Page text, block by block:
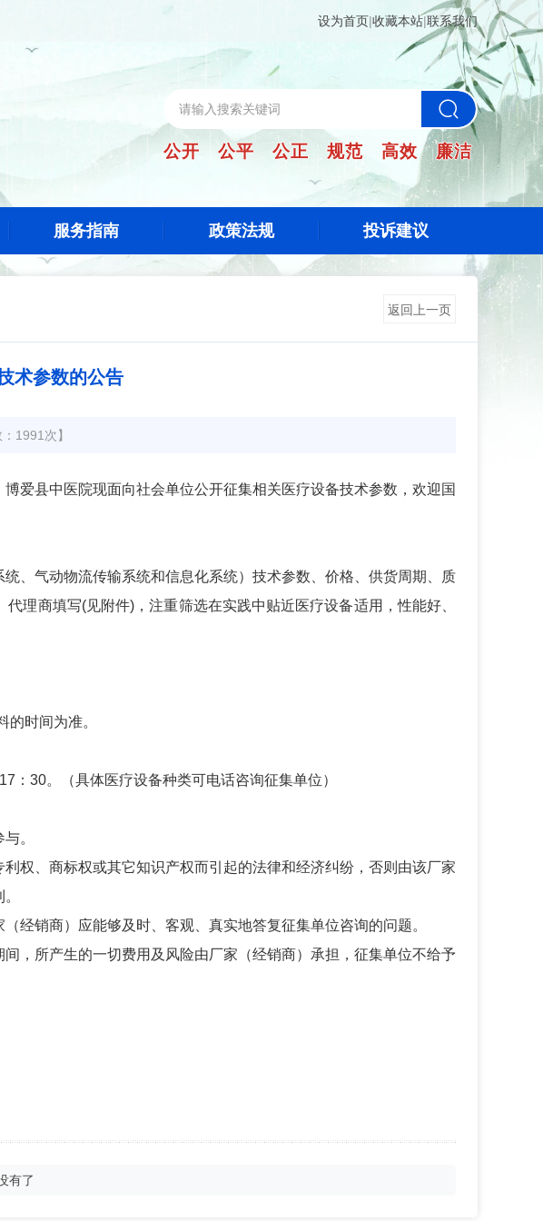
设为首页|收藏本站|联系我们
公开 公平 公正 规范 高效 廉洁
服务指南 政策法规 投诉建议
返回上一页
术参数的公告
1991次】
爱县中医院现面向社会单位公开征集相关医疗设备技术参数，欢迎国
、气动物流传输系统和信息化系统）技术参数、价格、供货周期、质
代理商填写(见附件)，注重筛选在实践中贴近医疗设备适用，性能好、
时间为准。
：30。（具体医疗设备种类可电话咨询征集单位）
。
权、商标权或其它知识产权而引起的法律和经济纠纷，否则由该厂家
经销商）应能够及时、客观、真实地答复征集单位咨询的问题。
，所产生的一切费用及风险由厂家（经销商）承担，征集单位不给予
有了